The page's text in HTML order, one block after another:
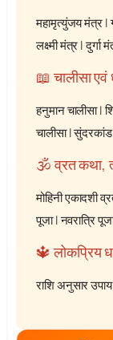
महामृत्युंजय मंत्र|
लक्ष्मी मंत्र|दुर्गा
📖 चालीसा एवं
हनुमान चालीसा|
चालीसा|सुंदरकांड
🕉️ व्रत कथा,
मोहिनी एकादशी
पूजा|नवरात्रि
🔱 लोकप्रिय
राशि अनुसार उपाय